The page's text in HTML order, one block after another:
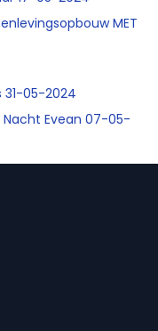
MET
31-05-2024
Nacht Evean 07-05-